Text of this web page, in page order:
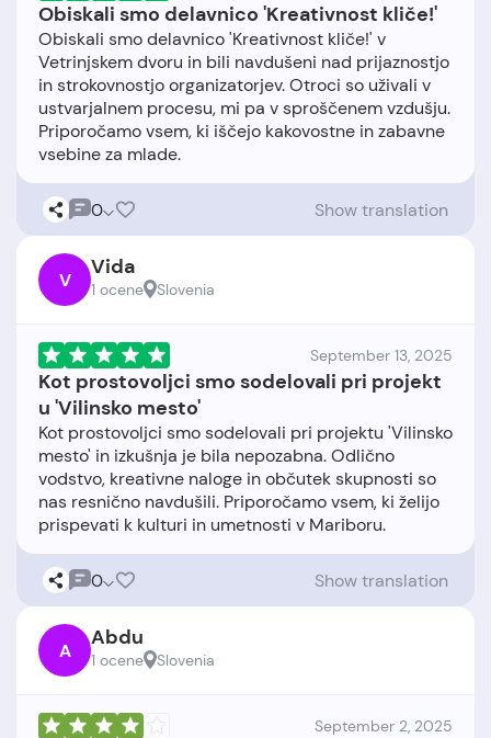
Obiskali smo delavnico 'Kreativnost kliče!'
Obiskali smo delavnico 'Kreativnost kliče!' v
Vetrinjskem dvoru in bili navdušeni nad prijaznostjo
in strokovnostjo organizatorjev. Otroci so uživali v
ustvarjalnem procesu, mi pa v sproščenem vzdušju.
Priporočamo vsem, ki iščejo kakovostne in zabavne
0 Show translation
V Vida
1 ocene Slovenia
September 13, 2025
Kot prostovoljci smo sodelovali pri projekt
u 'Vilinsko mesto'
Kot prostovoljci smo sodelovali pri projektu 'Vilinsko
mesto' in izkušnja je bila nepozabna. Odlično
vodstvo, kreativne naloge in občutek skupnosti so
nas resnično navdušili. Priporočamo vsem, ki želijo
0 Show translation
A Abdu
1 ocene Slovenia
September 2, 2025